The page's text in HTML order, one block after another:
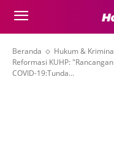
Beranda Hukum &
Reformasi KUHP:
COVID-19:Tunda...